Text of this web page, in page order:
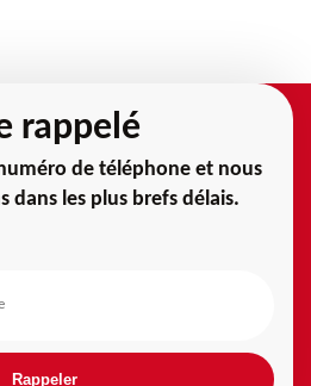
rappelé
de téléphone et nous
dans les plus brefs délais.